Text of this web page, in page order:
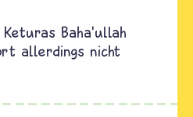
Baha'ullah
allerdings nicht